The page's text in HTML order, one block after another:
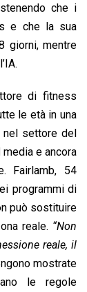
che i
e che la sua
giorni, mentre
di fitness
le età in una
nel settore del
e ancora
Fairlamb, 54
programmi di
può sostituire
reale. “Non
reale, il
mostrate
le regole